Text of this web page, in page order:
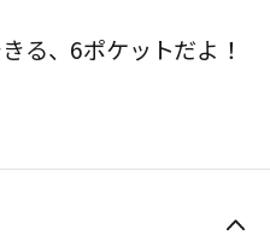
る、6ポケットだよ！